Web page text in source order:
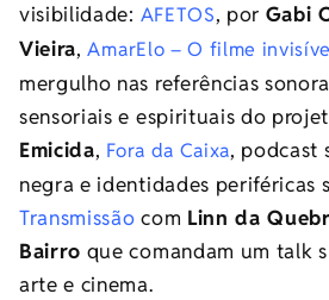
visibilidade: AFETOS, por Gabi
Vieira,AmarElo – O filme
mergulho nas referências
sensoriais e espirituais do
Emicida, Fora da Caixa, podcast
negra e identidades periféricas
Transmissão com Linn da
Bairro que comandam um talk
arte e cinema.